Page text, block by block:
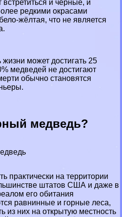
и чёрные, и
редкими окрасами
жёлтая, что не является
может достигать 25
медведей не достигают
обычно становятся
медведь?
пpaктически на территории
штатов США и даже в
его обитания
равнинные и горные леса,
из них на открытую местность